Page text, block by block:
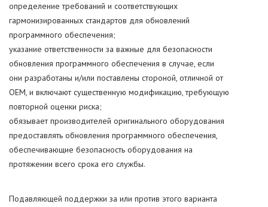
определение требований и соответствующих
гармонизированных стандартов для обновлений
программного обеспечения;
указание ответственности за важные для безопасности
обновления программного обеспечения в случае, если
они разработаны и/или поставлены стороной, отличной от
OEM, и включают существенную модификацию, требующую
повторной оценки риска;
обязывает производителей оригинального оборудования
предоставлять обновления программного обеспечения,
обеспечивающие безопасность оборудования на
протяжении всего срока его службы.
Подавляющей поддержки за или против этого варианта